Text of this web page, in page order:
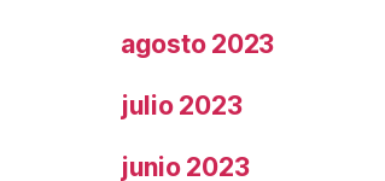
agosto 2023
julio 2023
junio 2023